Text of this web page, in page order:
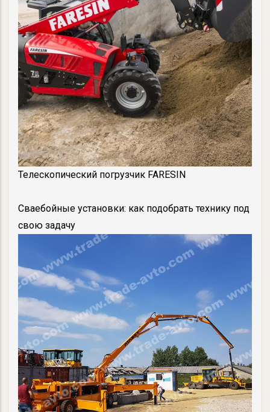
Телескопический погрузчик FARESIN
Сваебойные установки: как подобрать технику под
свою задачу